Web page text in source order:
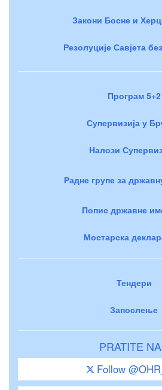
Закони Босне и
Резолуције Савјета
Програм 5+2
Супервизија у
Налози
Радне групе за
Попис државне
Мостарска
Тендери
Запослење
PRATITE
Follow